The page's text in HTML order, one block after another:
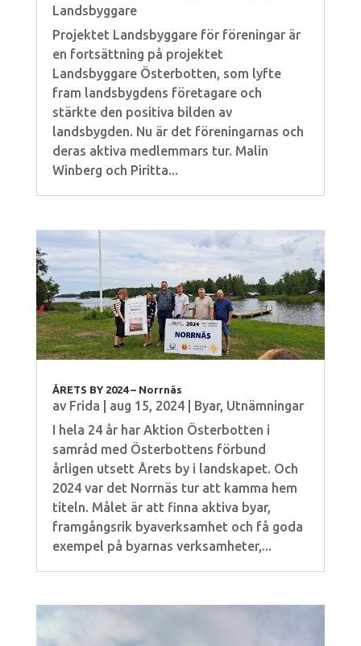
Landsbyggare
Projektet Landsbyggare för föreningar är
en fortsättning på projektet
Landsbyggare Österbotten, som lyfte
fram landsbygdens företagare och
stärkte den positiva bilden av
landsbygden. Nu är det föreningarnas och
deras aktiva medlemmars tur. Malin
Winberg och Piritta...
ÅRETS BY 2024 – Norrnäs
av Frida aug 15, 2024| Byar, Utnämningar
I hela 24 år har Aktion Österbotten i
samråd med Österbottens förbund
årligen utsett Årets by i landskapet. Och
2024 var det Norrnäs tur att kamma hem
titeln. Målet är att finna aktiva byar,
framgångsrik byaverksamhet och få goda
exempel på byarnas verksamheter,...